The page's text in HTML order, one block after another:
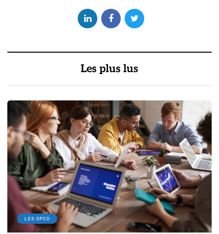
Les plus lus
LES OPCO